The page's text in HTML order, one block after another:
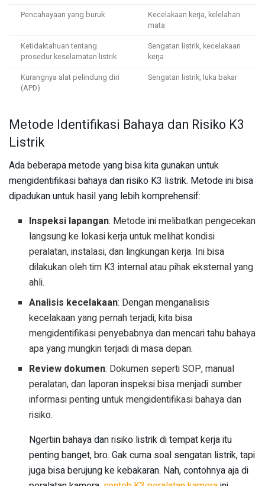
Pencahayaan yang buruk
Kecelakaan kerja, kelelahan
mata
Ketidaktahuan tentang
prosedur keselamatan listrik
Sengatan listrik, kecelakaan
kerja
Kurangnya alat pelindung diri
(APD)
Sengatan listrik, luka bakar
Metode Identifikasi Bahaya dan Risiko K3
Listrik
Ada beberapa metode yang bisa kita gunakan untuk
mengidentifikasi bahaya dan risiko K3 listrik. Metode ini bisa
dipadukan untuk hasil yang lebih komprehensif:
Inspeksi lapangan: Metode ini melibatkan pengecekan
langsung ke lokasi kerja untuk melihat kondisi
peralatan, instalasi, dan lingkungan kerja. Ini bisa
dilakukan oleh tim K3 internal atau pihak eksternal yang
ahli.
Analisis kecelakaan: Dengan menganalisis
kecelakaan yang pernah terjadi, kita bisa
mengidentifikasi penyebabnya dan mencari tahu bahaya
apa yang mungkin terjadi di masa depan.
Review dokumen: Dokumen seperti SOP, manual
peralatan, dan laporan inspeksi bisa menjadi sumber
informasi penting untuk mengidentifikasi bahaya dan
risiko.
Ngertiin bahaya dan risiko listrik di tempat kerja itu
penting banget, bro. Gak cuma soal sengatan listrik, tapi
juga bisa berujung ke kebakaran. Nah, contohnya aja di